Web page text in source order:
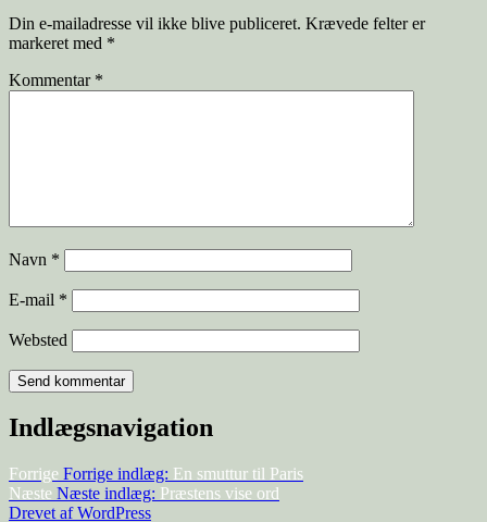
Din e-mailadresse vil ikke blive publiceret. Krævede felter er
markeret med *
Kommentar *
Navn *
E-mail *
Websted
Indlægsnavigation
Forrige Forrige indlæg: En smuttur til Paris
Næste Næste indlæg: Præstens vise ord
Drevet af WordPress